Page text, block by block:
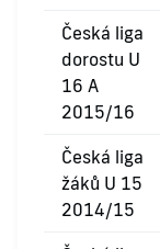
Česká liga
dorostu U
16 A
2015/16
Česká liga
žáků U 15
2014/15